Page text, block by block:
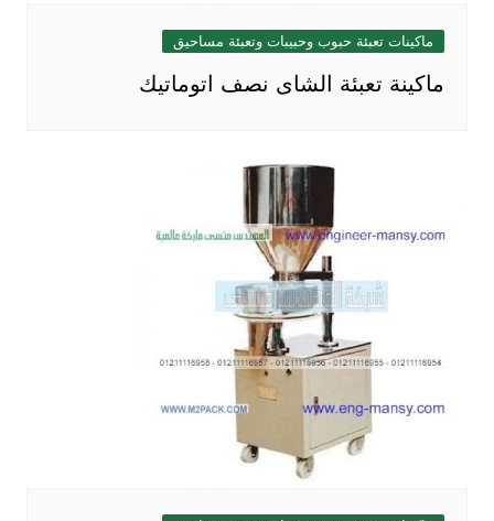
ماكينات تعبئة حبوب وحبيبات وتعبئة مساحيق
ماكينة تعبئة الشاى نصف اتوماتيك